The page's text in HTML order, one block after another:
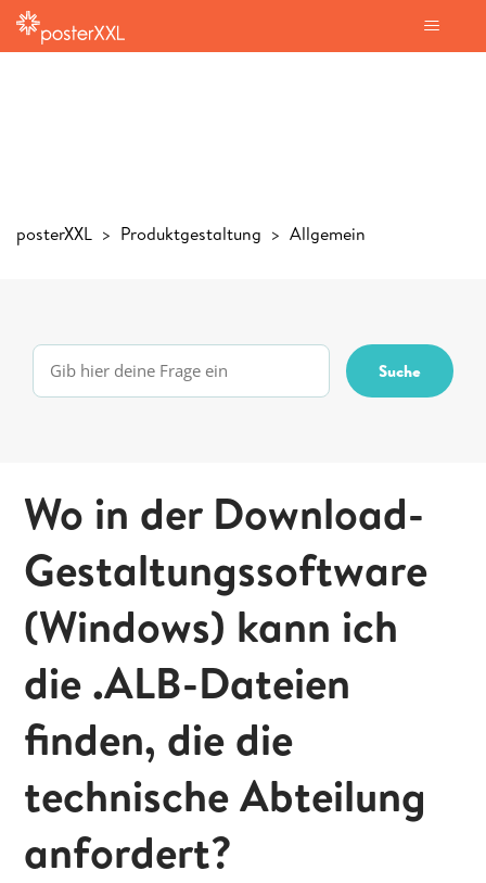
posterXXL Produktgestaltung Allgemein
Wo in der Download-
Gestaltungssoftware
(Windows) kann ich
die .ALB-Dateien
finden, die die
technische Abteilung
anfordert?